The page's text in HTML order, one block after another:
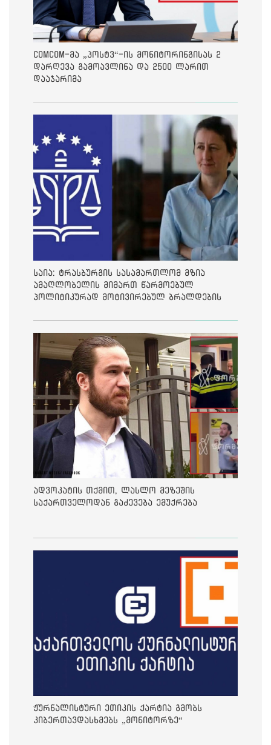
ComCom-მა „პოსტვ“-ის მონიტორინგისას 2
დარღევა გამოავლინა და 2500 ლარით
დააჯარიმა
საია: ტრასბურგის სასამართლომ მზია
ამაღლობელის მიმართ წარმოებულ
პოლიტიკურად მოტივირებულ ბრალდების
ადვოკატის თქმით, ლასლო მეზეშის
საქართველოდან გაძევება ემუქრება
ჟურნალისტური ეთიკის ქარტია გმობს
კიბერთავდასხმებს „მონიტორზე“